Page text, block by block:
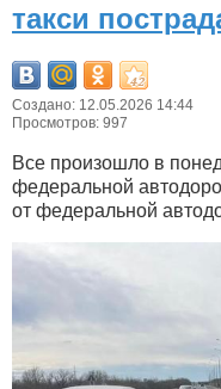
такси
Создано: 12.05.2026 14:44
Просмотров: 997
Все произошло в
федеральной
от федеральной